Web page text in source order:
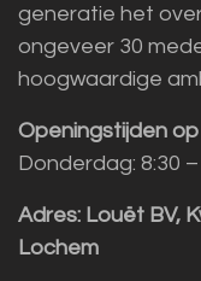
generatie het
ongeveer 30
hoogwaardige
Openingstijden
Donderdag: 8:30
Adres: Louët BV,
Lochem